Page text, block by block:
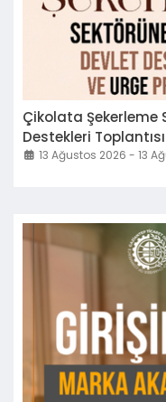
Çikolata Şekerleme
Destekleri Toplantısı
13 Ağustos 2026 - 13